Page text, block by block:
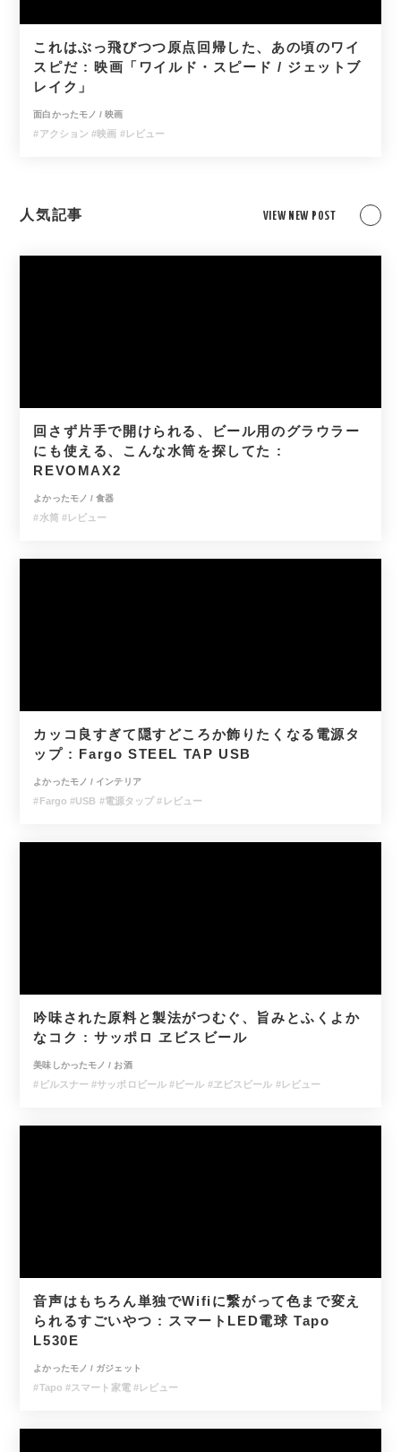
これはぶっ飛びつつ原点回帰した、あの頃のワイ
スピだ : 映画「ワイルド・スピード / ジェットブ
レイク」
面白かったモノ / 映画
#アクション#映画 #レビュー
人気記事 VIEW NEW POST
回さず片手で開けられる、ビール用のグラウラー
にも使える、こんな水筒を探してた :
REVOMAX2
よかったモノ /食器
#水筒 #レビュー
カッコ良すぎて隠すどころか飾りたくなる電源タ
ップ : Fargo STEEL TAP USB
よかったモノ / インテリア
#Fargo#USB #電源タップ#レビュー
吟味された原料と製法がつむぐ、旨みとふくよか
なコク : サッポロ ヱビスビール
美味しかったモノ / お酒
#ピルスナー#サッポロビール#ビール #ヱビスビール #レビュー
音声はもちろん単独でWifiに繋がって色まで変え
られるすごいやつ : スマートLED電球 Tapo
L530E
よかったモノ / ガジェット
#Tapo#スマート家電 #レビュー